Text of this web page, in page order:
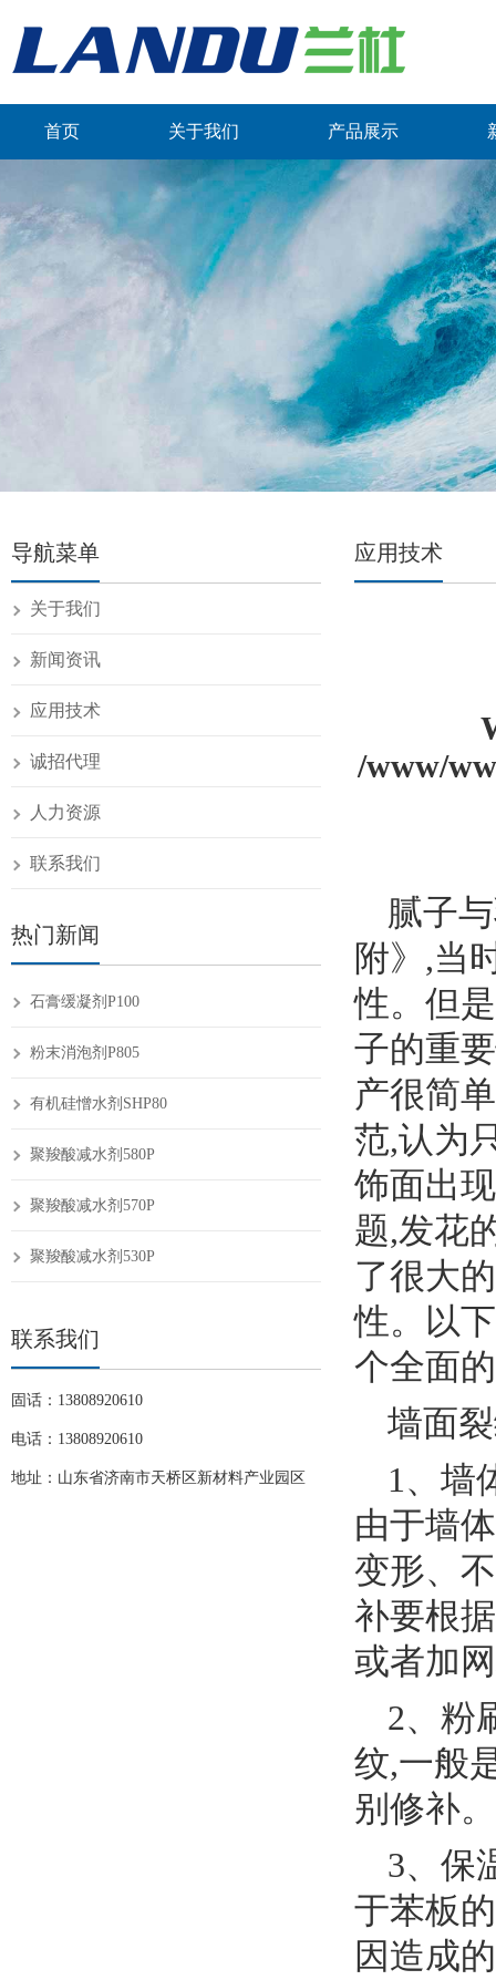
首页 关于我们 产品展示
联系我们
应用技术
/www/
腻子
附》,当
性。但
子的重
产很简
范,认为
饰面出
题,发花
了很大
性。以
个全面
墙面
1、墙
由于墙
变形、
补要根
或者加
2、粉
纹,一般
别修补。
3、保
于苯板
因造成
导航菜单
关于我们
新闻资讯
应用技术
诚招代理
人力资源
联系我们
热门新闻
石膏缓凝剂P100
粉末消泡剂P805
有机硅憎水剂SHP80
聚羧酸减水剂580P
聚羧酸减水剂570P
聚羧酸减水剂530P
联系我们
固话：13808920610
电话：13808920610
地址：山东省济南市天桥区新材料产业园区